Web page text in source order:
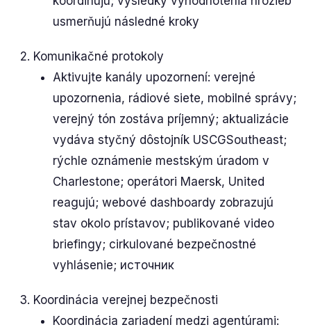
usmerňujú následné kroky
Komunikačné protokoly
Aktivujte kanály upozornení: verejné
upozornenia, rádiové siete, mobilné správy;
verejný tón zostáva príjemný; aktualizácie
vydáva styčný dôstojník USCGSoutheast;
rýchle oznámenie mestským úradom v
Charlestone; operátori Maersk, United
reagujú; webové dashboardy zobrazujú
stav okolo prístavov; publikované video
briefingy; cirkulované bezpečnostné
vyhlásenie; источник
Koordinácia verejnej bezpečnosti
Koordinácia zariadení medzi agentúrami: